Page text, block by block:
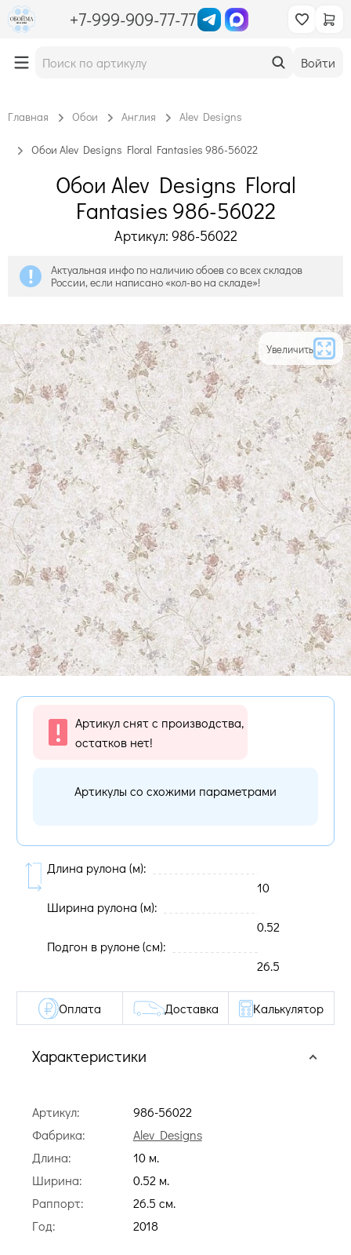
+7-999-909-77-77
Войти
Главная Обои Англия Alev Designs
Обои Alev Designs Floral Fantasies 986-56022
Обои Alev Designs Floral
Fantasies 986-56022
Артикул: 986-56022
Актуальная инфо по наличию обоев со всех складов
России, если написано «кол-во на складе»!
Увеличить
Артикул снят с производства,
остатков нет!
Артикулы со схожими параметрами
Длина рулона (м):
10
Ширина рулона (м):
0.52
Подгон в рулоне (cм):
26.5
Характеристики
Артикул:
986-56022
Фабрика:
Alev Designs
Длина:
10 м.
Ширина:
0.52 м.
Раппорт:
26.5 cм.
Год:
2018
Оплата Доставка Калькулятор